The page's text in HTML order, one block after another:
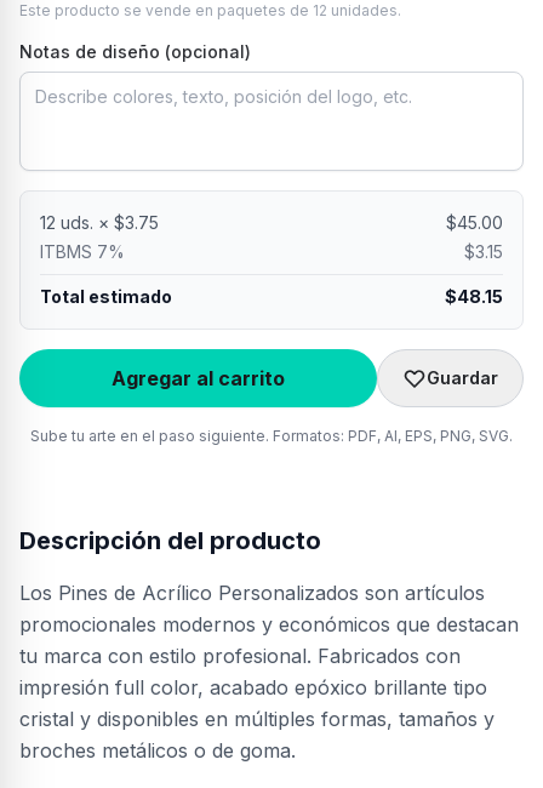
Este producto se vende en paquetes de 12 unidades.
Notas de diseño (opcional)
12 uds. × $3.75 $45.00
ITBMS 7%
$3.15
Total estimado $48.15
Agregar al carrito Guardar
Sube tu arte en el paso siguiente. Formatos: PDF, AI, EPS, PNG, SVG.
Descripción del producto
Los Pines de Acrílico Personalizados son artículos
promocionales modernos y económicos que destacan
tu marca con estilo profesional. Fabricados con
impresión full color, acabado epóxico brillante tipo
cristal y disponibles en múltiples formas, tamaños y
broches metálicos o de goma.